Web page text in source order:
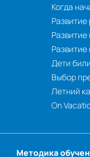
Когда
Развитие
Дети
Выбор
Летний
On
Методика